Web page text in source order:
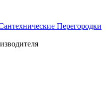
Перегородки